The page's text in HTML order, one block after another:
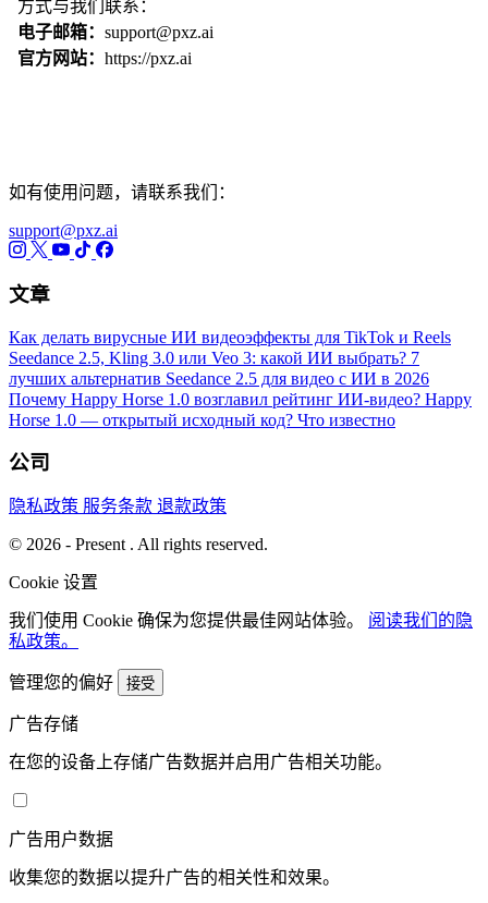
方式与我们联系：
电子邮箱： support@pxz.ai
官方网站： https://pxz.ai
如有使用问题，请联系我们：
support@pxz.ai
文章
Как делать вирусные ИИ видеоэффекты для TikTok и Reels
Seedance 2.5, Kling 3.0 или Veo 3: какой ИИ выбрать? 7
лучших альтернатив Seedance 2.5 для видео с ИИ в 2026
Почему Happy Horse 1.0 возглавил рейтинг ИИ-видео? Happy
Horse 1.0 — открытый исходный код? Что известно
公司
隐私政策 服务条款 退款政策
© 2026 - Present . All rights reserved.
Cookie 设置
我们使用 Cookie 确保为您提供最佳网站体验。 阅读我们的隐
私政策。
管理您的偏好 接受
广告存储
在您的设备上存储广告数据并启用广告相关功能。
广告用户数据
收集您的数据以提升广告的相关性和效果。